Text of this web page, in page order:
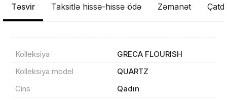
Təsvir Taksitlə hissə-hissə ödə Zəmanət
Kolleksiya
GRECA FLOURISH
Kolleksiya model
QUARTZ
Cins
Qadın